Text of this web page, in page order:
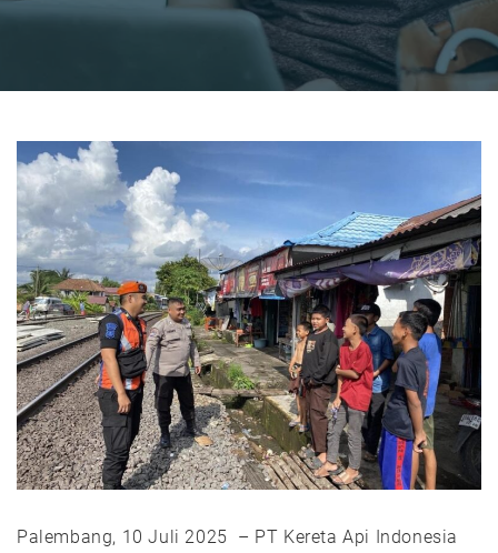
Palembang, 10 Juli 2025 – PT Kereta Api Indonesia